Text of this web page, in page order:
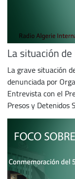
La situación
La grave situación
denunciada por
Entrevista con el
Presos y Detenidos